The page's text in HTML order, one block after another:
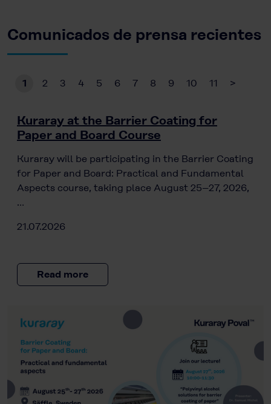
Comunicados de prensa recientes
1 2 3 4 5 6 7 8 9 10 11 >
Kuraray at the Barrier Coating for
Paper and Board Course
Kuraray will be participating in the Barrier Coating
for Paper and Board: Practical and Fundamental
Aspects course, taking place August 25–27, 2026,
…
21.07.2026
Read more